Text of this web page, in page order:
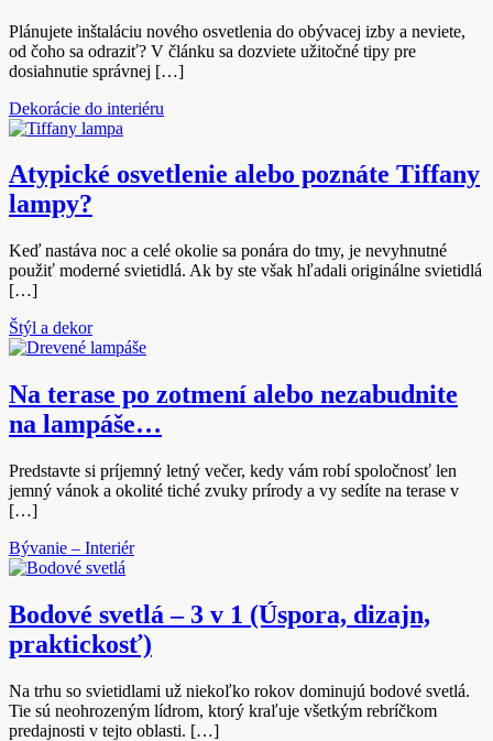
Plánujete inštaláciu nového osvetlenia do obývacej izby a neviete,
od čoho sa odraziť? V článku sa dozviete užitočné tipy pre
dosiahnutie správnej […]
Dekorácie do interiéru
Atypické osvetlenie alebo poznáte Tiffany
lampy?
Keď nastáva noc a celé okolie sa ponára do tmy, je nevyhnutné
použiť moderné svietidlá. Ak by ste však hľadali originálne svietidlá
[…]
Štýl a dekor
Na terase po zotmení alebo nezabudnite
na lampáše…
Predstavte si príjemný letný večer, kedy vám robí spoločnosť len
jemný vánok a okolité tiché zvuky prírody a vy sedíte na terase v
[…]
Bývanie – Interiér
Bodové svetlá – 3 v 1 (Úspora, dizajn,
praktickosť)
Na trhu so svietidlami už niekoľko rokov dominujú bodové svetlá.
Tie sú neohrozeným lídrom, ktorý kraľuje všetkým rebríčkom
predajnosti v tejto oblasti. […]